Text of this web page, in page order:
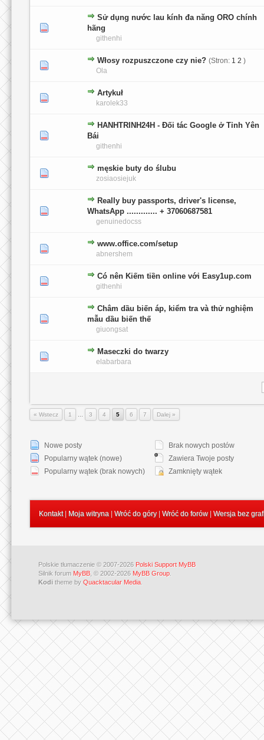
Sử dụng nước lau kính đa năng ORO chính
hãng
githenhi
0 głosów - średnia ocena: 0 na 5 gwiazdek
Włosy rozpuszczone czy nie? (Stron: 1 2 )
Ola
1 głosów - średnia ocena: 2 na 5 gwiazdek
123 4 5
Artykuł
karolek33
0 głosów - średnia ocena: 0 na 5 gwiazdek
1234
HANHTRINH24H - Đối tác Google ở Tỉnh Yên
Bái
githenhi
0 głosów - średnia ocena: 0 na 5 gwiazdek
męskie buty do ślubu
zosiaosiejuk
0 głosów - średnia ocena: 0 na 5 gwiazdek
1234 5
Really buy passports, driver's license,
WhatsApp ............. + 37060687581
genuinedocss
0 głosów - średnia ocena: 0 na 5 gwiazdek
1234 5
www.office.com/setup
abnershem
0 głosów - średnia ocena: 0 na 5 gwiazdek
12345
Có nên Kiếm tiền online với Easy1up.com
githenhi
0 głosów - średnia ocena: 0 na 5 gwiazdek
1 234 5
Châm dầu biến áp, kiểm tra và thử nghiệm
mẫu dầu biến thế
giuongsat
0 głosów - średnia ocena: 0 na 5 gwiazdek
123 45
Maseczki do twarzy
elabarbara
0 głosów - średnia ocena: 0 na 5 gwiazdek
12345
« Wstecz 1 3 4 5 6 7 Dalej »
Nowe posty
Popularny wątek (nowe)
Popularny wątek (brak nowych)
Brak nowych postów
Zawiera Twoje posty
Zamknięty wątek
Kontakt| Moja witryna Wróć do góry| Wróć do forów| Wersja bez
Polskie tłumaczenie © 2007-2026 Polski Support MyBB
Silnik forum MyBB , © 2002-2026 MyBB Group
Kodi theme by Quacktacular Media